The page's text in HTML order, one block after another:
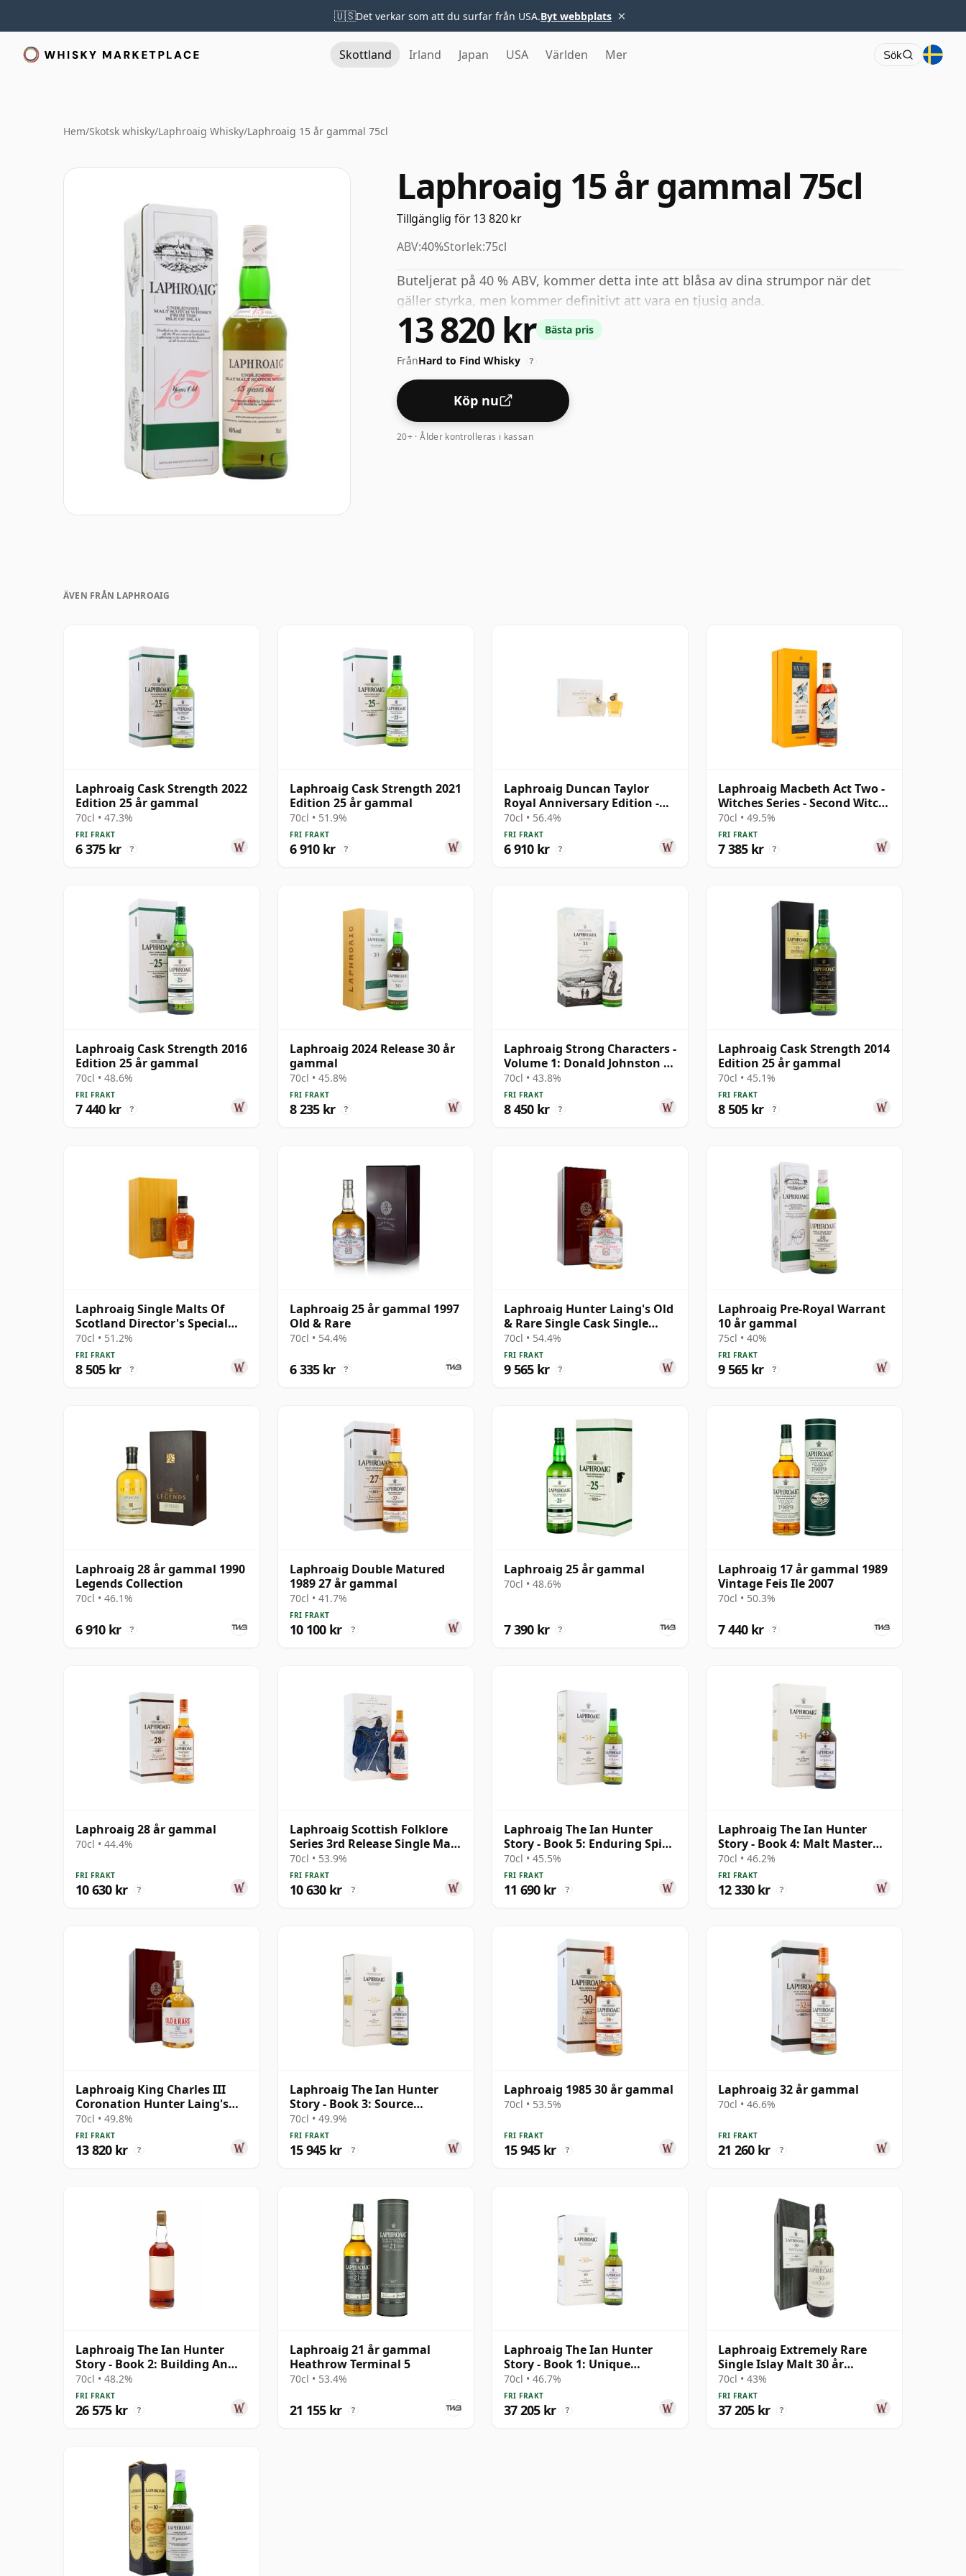
🇺🇸Det verkar som att du surfar från USA.Byt webbplats ×
Skottland Irland Japan USA Världen Mer Sök
Hem/Skotsk whisky/Laphroaig Whisky/Laphroaig 15 år gammal 75cl
Laphroaig 15 år gammal 75cl
Tillgänglig för 13 820 kr
ABV:40%Storlek:75cl
Buteljerat på 40 % ABV, kommer detta inte att blåsa av dina strumpor när det
gäller styrka, men kommer definitivt att vara en tjusig anda.
13 820 kr Bästa pris
FrånHard to Find Whisky ?
Köp nu
20+ · Ålder kontrolleras i kassan
ÄVEN FRÅN LAPHROAIG
Laphroaig Cask Strength 2022
Edition 25 år gammal
70cl • 47.3%
FRI FRAKT
6 375 kr ?
Laphroaig Cask Strength 2021
Edition 25 år gammal
70cl • 51.9%
FRI FRAKT
6 910 kr ?
Laphroaig Duncan Taylor
Royal Anniversary Edition -
Cask Age 2005 19 år gammal
70cl • 56.4%
FRI FRAKT
6 910 kr ?
Laphroaig Macbeth Act Two -
Witches Series - Second Witch
Si 26 år gammal
70cl • 49.5%
FRI FRAKT
7 385 kr ?
Laphroaig Cask Strength 2016
Edition 25 år gammal
70cl • 48.6%
FRI FRAKT
7 440 kr ?
Laphroaig 2024 Release 30 år
gammal
70cl • 45.8%
FRI FRAKT
8 235 kr ?
Laphroaig Strong Characters -
Volume 1: Donald Johnston 33
år gammal
70cl • 43.8%
FRI FRAKT
8 450 kr ?
Laphroaig Cask Strength 2014
Edition 25 år gammal
70cl • 45.1%
FRI FRAKT
8 505 kr ?
Laphroaig Single Malts Of
Scotland Director's Special
Scotch 27 år gammal
70cl • 51.2%
FRI FRAKT
8 505 kr ?
Laphroaig 25 år gammal 1997
Old & Rare
70cl • 54.4%
6 335 kr ?
Laphroaig Hunter Laing's Old
& Rare Single Cask Single
Malt 1997 25 år gammal
70cl • 54.4%
FRI FRAKT
9 565 kr ?
Laphroaig Pre-Royal Warrant
10 år gammal
75cl • 40%
FRI FRAKT
9 565 kr ?
Laphroaig 28 år gammal 1990
Legends Collection
70cl • 46.1%
6 910 kr ?
Laphroaig Double Matured
1989 27 år gammal
70cl • 41.7%
FRI FRAKT
10 100 kr ?
Laphroaig 25 år gammal
70cl • 48.6%
7 390 kr ?
Laphroaig 17 år gammal 1989
Vintage Feis Ile 2007
70cl • 50.3%
7 440 kr ?
Laphroaig 28 år gammal
70cl • 44.4%
FRI FRAKT
10 630 kr ?
Laphroaig Scottish Folklore
Series 3rd Release Single Malt
S 2001 19 år gammal
70cl • 53.9%
FRI FRAKT
10 630 kr ?
Laphroaig The Ian Hunter
Story - Book 5: Enduring Spirit
Sin 34 år gammal
70cl • 45.5%
FRI FRAKT
11 690 kr ?
Laphroaig The Ian Hunter
Story - Book 4: Malt Master
Single 34 år gammal
70cl • 46.2%
FRI FRAKT
12 330 kr ?
Laphroaig King Charles III
Coronation Hunter Laing's
Old & R 1990 32 år gammal
70cl • 49.8%
FRI FRAKT
13 820 kr ?
Laphroaig The Ian Hunter
Story - Book 3: Source
Protector Si 33 år gammal
70cl • 49.9%
FRI FRAKT
15 945 kr ?
Laphroaig 1985 30 år gammal
70cl • 53.5%
FRI FRAKT
15 945 kr ?
Laphroaig 32 år gammal
70cl • 46.6%
FRI FRAKT
21 260 kr ?
Laphroaig The Ian Hunter
Story - Book 2: Building An
Icon Si 30 år gammal
70cl • 48.2%
FRI FRAKT
26 575 kr ?
Laphroaig 21 år gammal
Heathrow Terminal 5
70cl • 53.4%
21 155 kr ?
Laphroaig The Ian Hunter
Story - Book 1: Unique
Character Si 30 år gammal
70cl • 46.7%
FRI FRAKT
37 205 kr ?
Laphroaig Extremely Rare
Single Islay Malt 30 år
gammal
70cl • 43%
FRI FRAKT
37 205 kr ?